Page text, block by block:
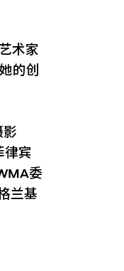
术家
的创
影
律宾
委
兰基